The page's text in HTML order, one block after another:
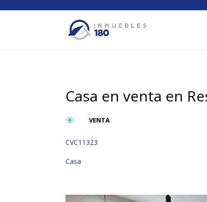
Casa en venta en
\ VENTA
CVC11323
Casa